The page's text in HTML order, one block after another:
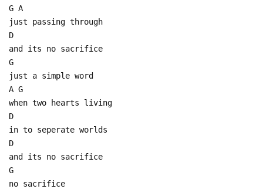
G A
just passing through
D
and its no sacrifice
G
just a simple word
A G
when two hearts living
D
in to seperate worlds
D
and its no sacrifice
G
no sacrifice